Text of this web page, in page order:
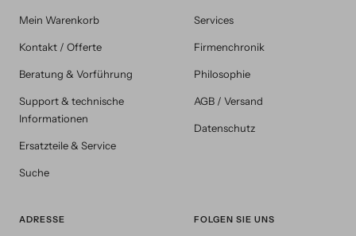
Mein Warenkorb
Kontakt / Offerte
Beratung & Vorführung
Support & technische
Informationen
Ersatzteile & Service
Suche
Services
Firmenchronik
Philosophie
AGB / Versand
Datenschutz
ADRESSE FOLGEN SIE UNS